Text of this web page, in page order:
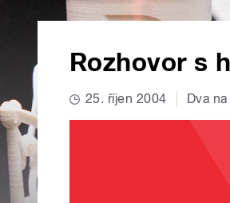
Rozhovor s
25. říjen 2004 Dva